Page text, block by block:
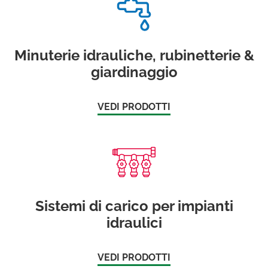
Minuterie idrauliche, rubinetterie &
giardinaggio
VEDI PRODOTTI
Sistemi di carico per impianti
idraulici
VEDI PRODOTTI